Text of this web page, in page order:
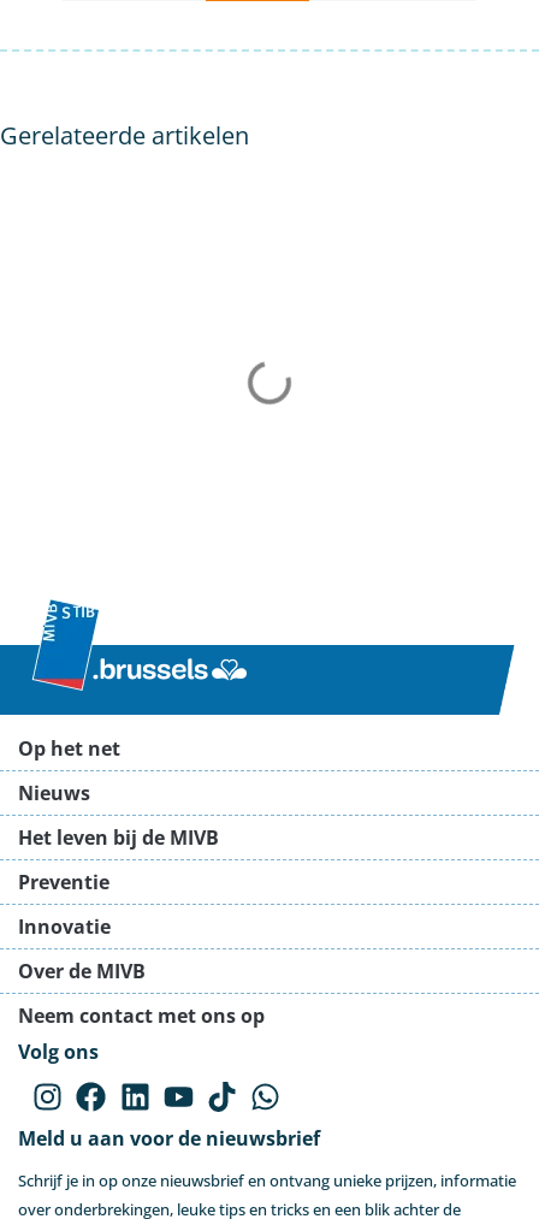
Gerelateerde artikelen
Op het net
Nieuws
Het leven bij de MIVB
Preventie
Innovatie
Over de MIVB
Neem contact met ons op
Volg ons
Meld u aan voor de nieuwsbrief
Schrijf je in op onze nieuwsbrief en ontvang unieke prijzen, informatie
over onderbrekingen, leuke tips en tricks en een blik achter de